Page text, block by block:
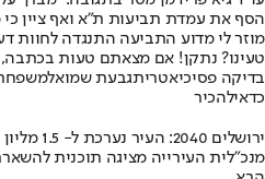
הסף את עמדת תביעות ת"א ואף ציין
מוזר לי מדוע התביעה התנגדה לחוות
טעינו? נתקן! אם מצאתם טעות
בדיקה פסיכיאטריתגבעת שמואל
כדאילהכיר
ירושלים 2040: העיר נערכת ל- 1.5 מליון תושבים
מנכ"לית העירייה מציגה תוכנית